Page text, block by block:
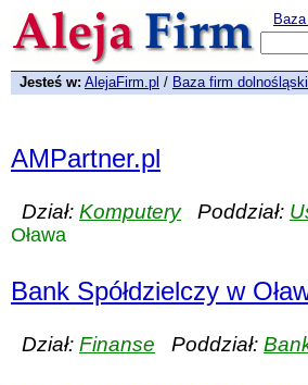
Jesteś w: AlejaFirm.pl / Baza firm
AMPartner.pl
Dział: KomputeryPoddział:
Oława
Bank Spółdzielczy w
Dział: Finanse Poddział: